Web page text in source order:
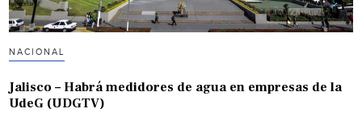
NACIONAL
Jalisco – Habrá medidores de agua en empresas de la
UdeG (UDGTV)